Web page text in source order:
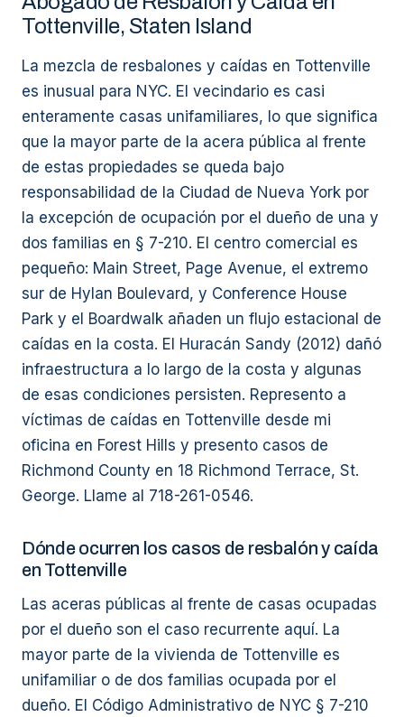
Tottenville, Staten Island
La mezcla de resbalones y caídas en Tottenville
es inusual para NYC. El vecindario es casi
enteramente casas unifamiliares, lo que significa
que la mayor parte de la acera pública al frente
de estas propiedades se queda bajo
responsabilidad de la Ciudad de Nueva York por
la excepción de ocupación por el dueño de una y
dos familias en § 7-210. El centro comercial es
pequeño: Main Street, Page Avenue, el extremo
sur de Hylan Boulevard, y Conference House
Park y el Boardwalk añaden un flujo estacional de
caídas en la costa. El Huracán Sandy (2012) dañó
infraestructura a lo largo de la costa y algunas
de esas condiciones persisten. Represento a
víctimas de caídas en Tottenville desde mi
oficina en Forest Hills y presento casos de
Richmond County en 18 Richmond Terrace, St.
George. Llame al 718-261-0546.
Dónde ocurren los casos de resbalón y caída
en Tottenville
Las aceras públicas al frente de casas ocupadas
por el dueño son el caso recurrente aquí. La
mayor parte de la vivienda de Tottenville es
unifamiliar o de dos familias ocupada por el
dueño. El Código Administrativo de NYC § 7-210